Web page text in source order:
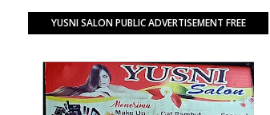
YUSNI SALON PUBLIC ADVERTISEMENT FREE